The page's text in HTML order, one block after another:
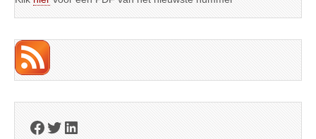
Facebook
Twitter
LinkedIn